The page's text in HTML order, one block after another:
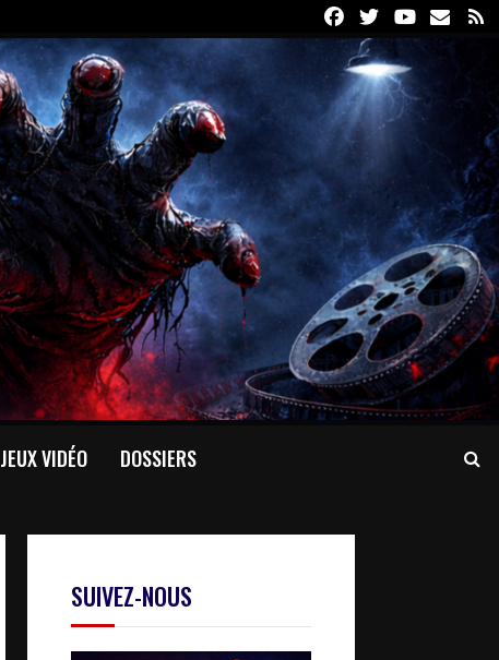
FacebookTwitterYoutube
Email
JEUX VIDÉO DOSSIERS
SUIVEZ-NOUS